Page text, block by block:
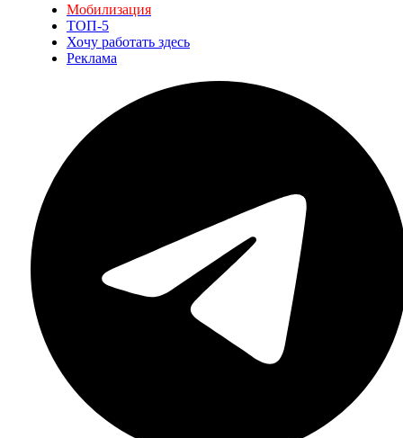
Мобилизация
ТОП-5
Хочу работать здесь
Реклама